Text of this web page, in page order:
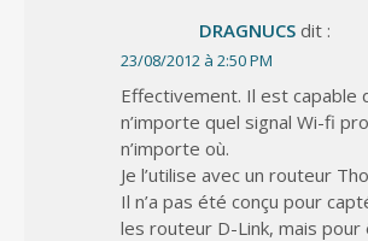
DRAGNUCS dit :
23/08/2012 à 2:50 PM
Effectivement. Il est capable
n’importe quel signal Wi-fi
n’importe où.
Je l’utilise avec un routeur
Il n’a pas été conçu pour
les routeur D-Link, mais pour